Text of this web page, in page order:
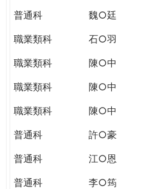
普通科
魏○廷
職業類科
石○羽
職業類科
陳○中
職業類科
陳○中
職業類科
陳○中
普通科
許○豪
普通科
江○恩
普通科
李○筠